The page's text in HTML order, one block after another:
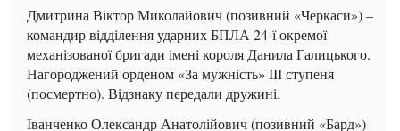
Дмитрина Віктор Миколайович (позивний «Черкаси») –
командир відділення ударних БПЛА 24-ї окремої
механізованої бригади імені короля Данила Галицького.
Нагороджений орденом «За мужність» III ступеня
(посмертно). Відзнаку передали дружині.
Іванченко Олександр Анатолійович (позивний «Бард»)